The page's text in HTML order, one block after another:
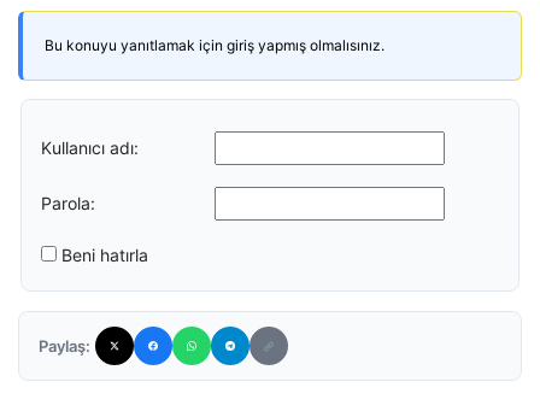
Bu konuyu yanıtlamak için giriş yapmış olmalısınız.
Kullanıcı adı:
Parola:
Beni hatırla
Paylaş: